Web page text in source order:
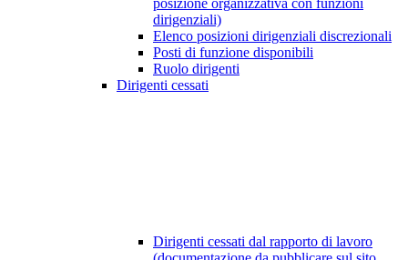
posizione organizzativa con funzioni
dirigenziali)
Elenco posizioni dirigenziali discrezionali
Posti di funzione disponibili
Ruolo dirigenti
Dirigenti cessati
Dirigenti cessati dal rapporto di lavoro